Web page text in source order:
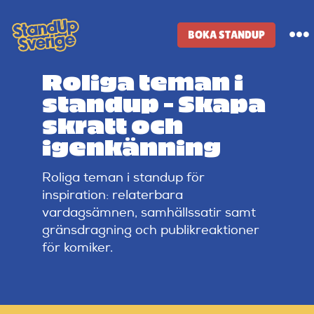
to
content
BOKA STANDUP
Standup-butik
Komiker
Lineup
Tidigare lineup
Roliga teman i
standup – Skapa
skratt och
igenkänning
Roliga teman i standup för
inspiration: relaterbara
vardagsämnen, samhällssatir samt
gränsdragning och publikreaktioner
för komiker.